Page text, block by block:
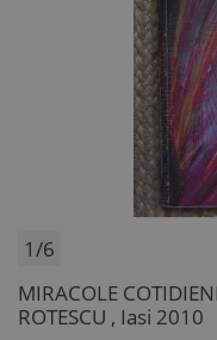
1/6
MIRACOLE
ROTESCU , Iasi 2010